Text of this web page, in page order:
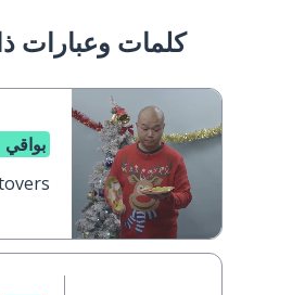
كلمات وعبارات
بواقي